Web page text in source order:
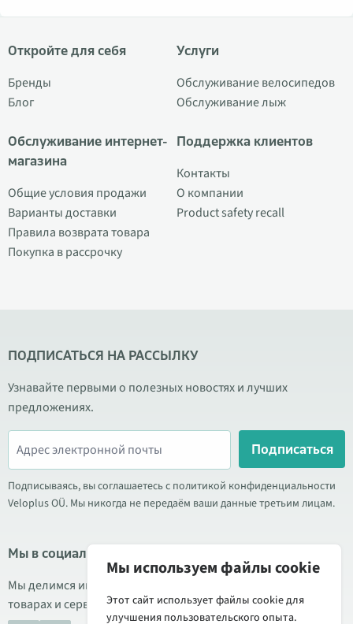
Откройте для себя
Бренды
Блог
Обслуживание интернет-
магазина
Общие условия продажи
Варианты доставки
Правила возврата товара
Покупка в рассрочку
Услуги
Обслуживание велосипедов
Обслуживание лыж
Поддержка клиентов
Контакты
О компании
Product safety recall
ПОДПИСАТЬСЯ НА РАССЫЛКУ
Узнавайте первыми о полезных новостях и лучших
предложениях.
Подписаться
Подписываясь, вы соглашаетесь с политикой конфиденциальности
Veloplus OÜ. Мы никогда не передаём ваши данные третьим лицам.
Мы в социальных сетях
Мы делимся информацией о выгодных акциях, новых
товарах и сервисе. Иногда публикуем обзоры продукции.
Мы используем файлы cookie
Этот сайт использует файлы cookie для
улучшения пользовательского опыта.